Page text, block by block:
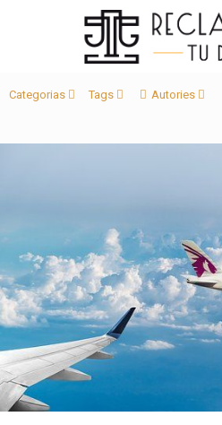
Categorias Tags Autories